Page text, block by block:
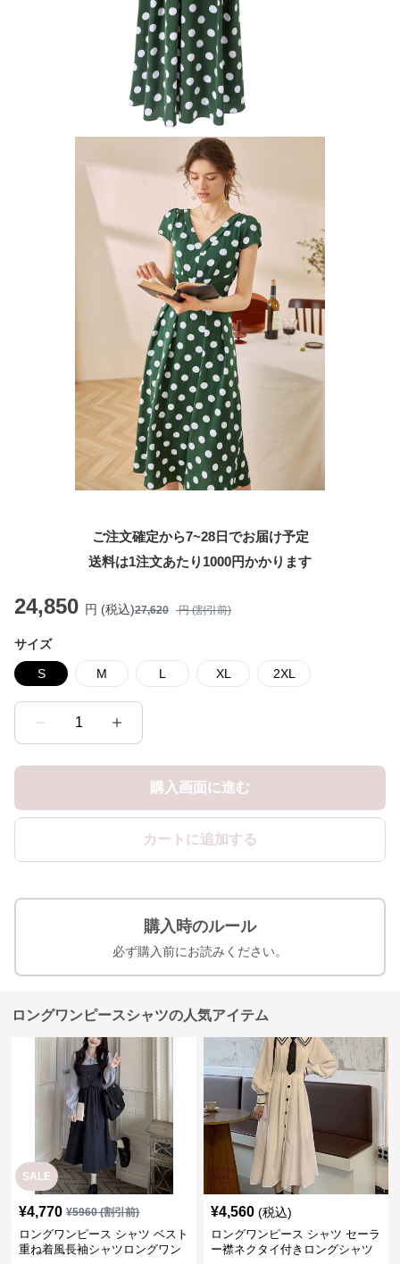
ご注文確定から7~28日でお届け予定
送料は1注文あたり 1000円かかります
24,850 円 (税込)27,620 円 (割引前)
サイズ
S M L XL 2XL
1
購入画面に進む
カートに追加する
購入時のルール
必ず購入前にお読みください。
ロングワンピースシャツの人気アイテム
SALE
¥4,770 ¥5960(割引前)
ロングワンピース シャツ ベスト
重ね着風長袖シャツロングワン
¥4,560 (税込)
ロングワンピース シャツ セーラ
ー襟ネクタイ付きロングシャツ